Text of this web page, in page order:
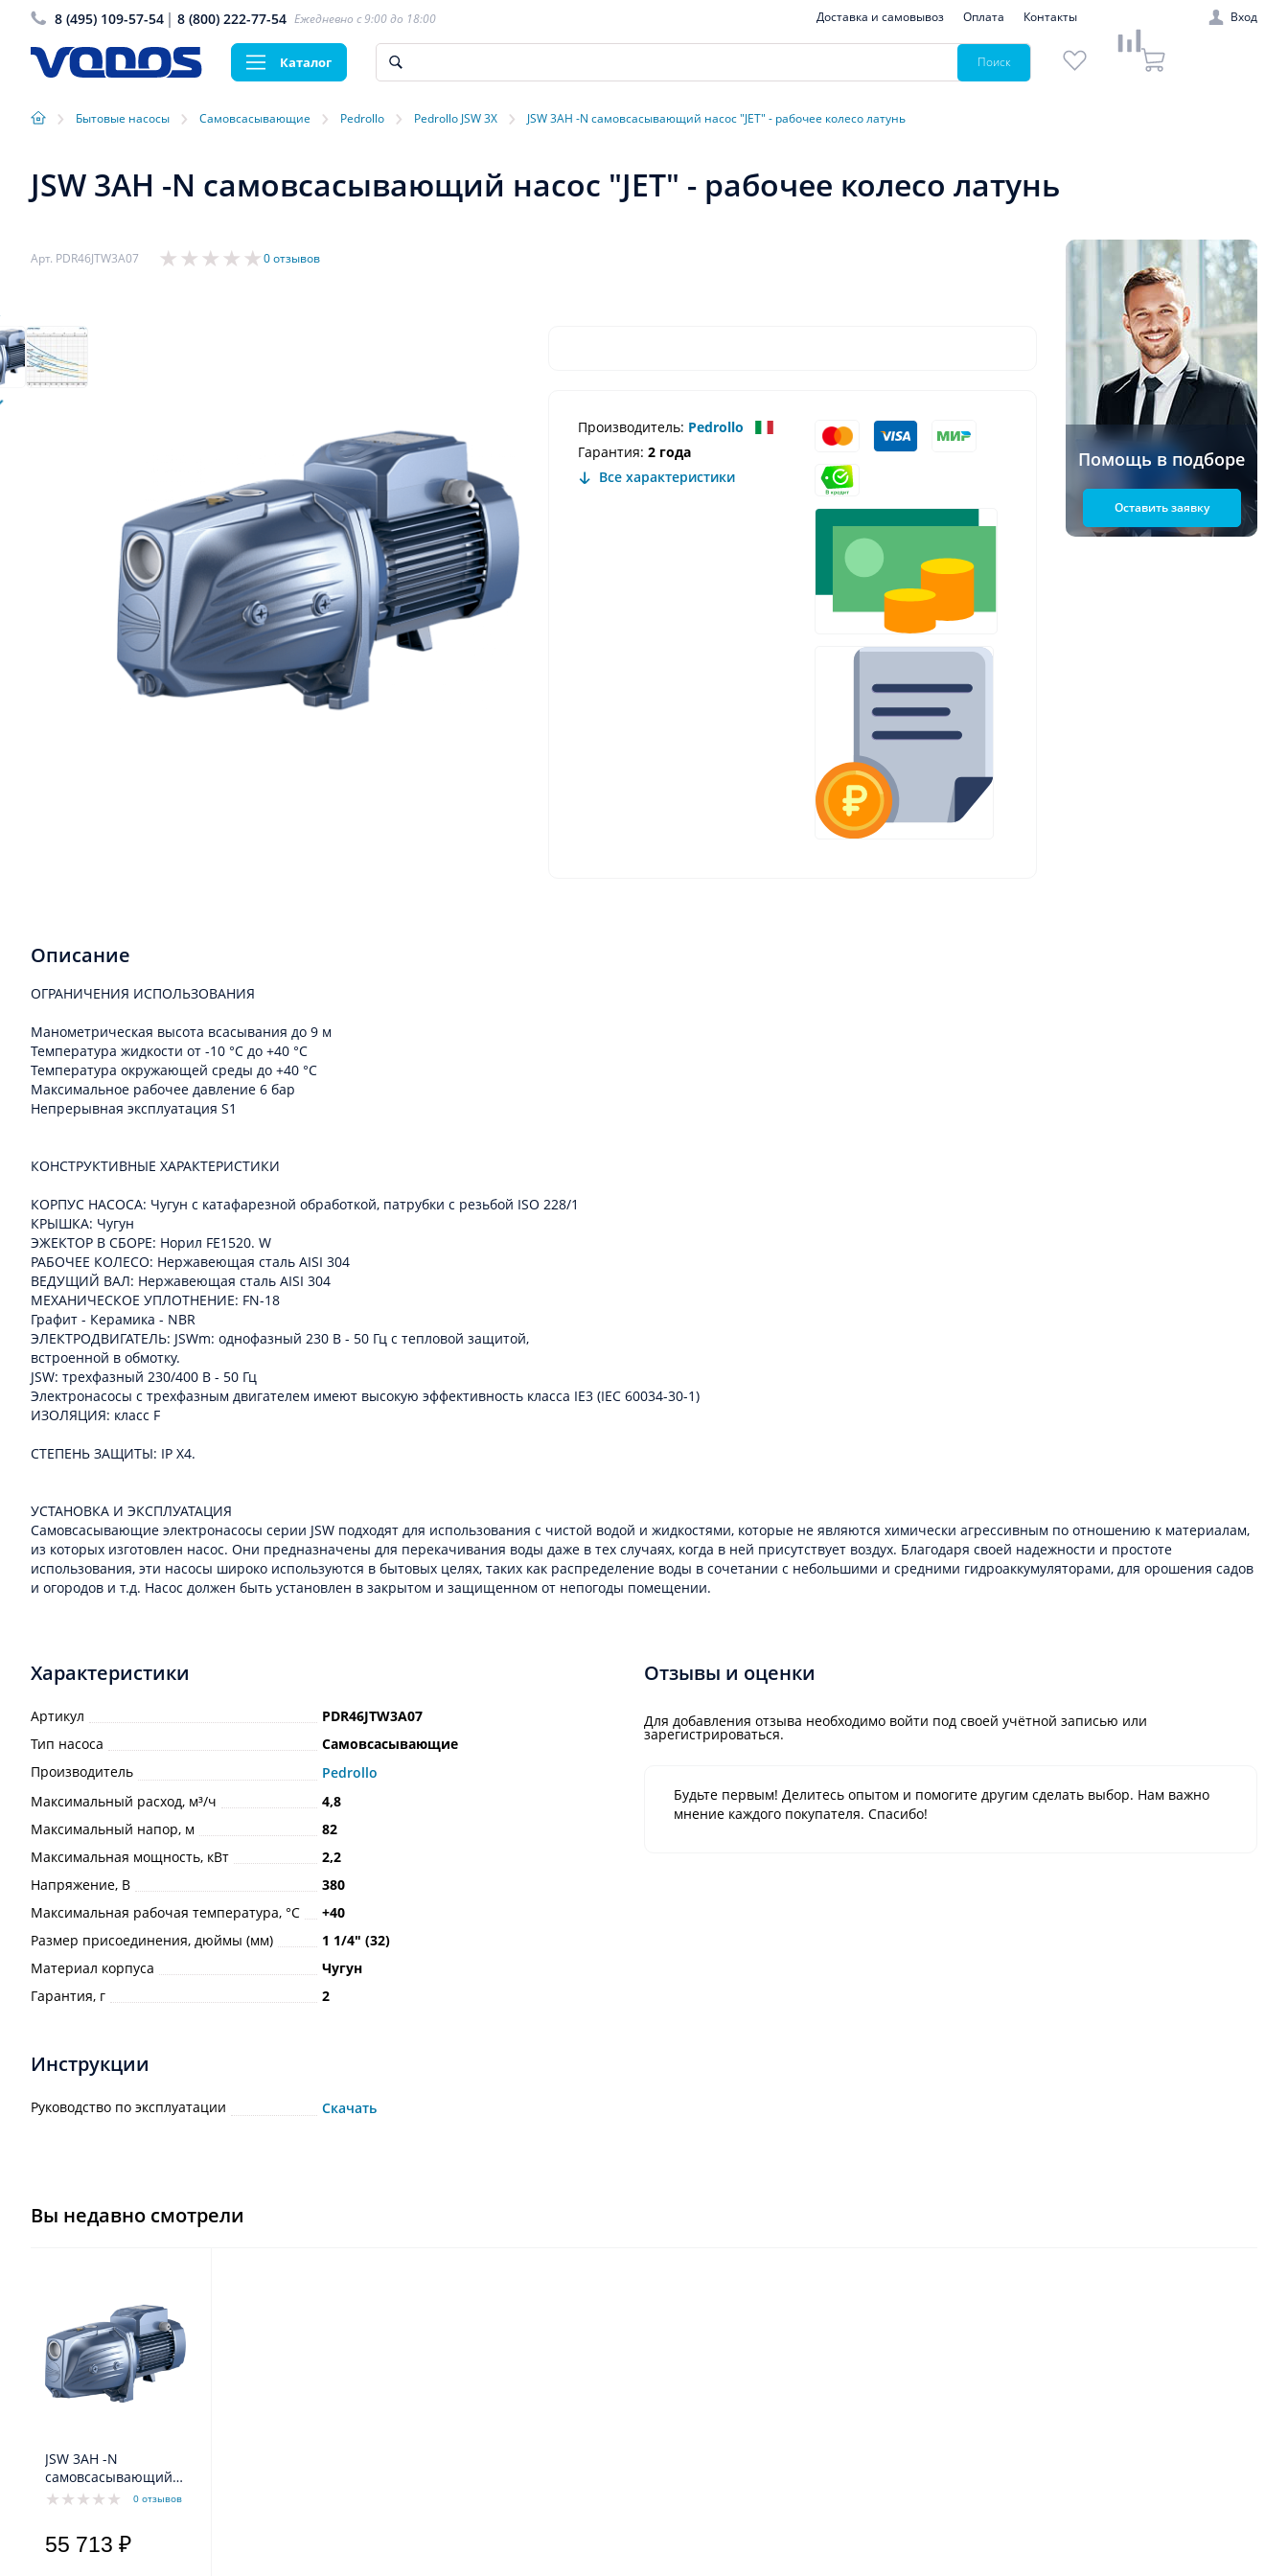
8 (495) 109-57-54 8 (800) 222-77-54 Ежедневно с 9:00 до 18:00 Доставка и самовывоз Оплата Контакты Вход
Каталог Поиск
› Бытовые насосы › Самовсасывающие › Pedrollo › Pedrollo JSW 3X › JSW 3AH -N самовсасывающий насос "JET" - рабочее колесо латунь
JSW 3AH -N самовсасывающий насос "JET" - рабочее колесо латунь
Арт. PDR46JTW3A07 0 отзывов
Производитель: Pedrollo
Гарантия: 2 года
Все характеристики
Помощь в подборе
Оставить заявку
Описание
ОГРАНИЧЕНИЯ ИСПОЛЬЗОВАНИЯ
Манометрическая высота всасывания до 9 м
Температура жидкости от -10 °C до +40 °C
Температура окружающей среды до +40 °C
Максимальное рабочее давление 6 бар
Непрерывная эксплуатация S1
КОНСТРУКТИВНЫЕ ХАРАКТЕРИСТИКИ
КОРПУС НАСОСА: Чугун с катафарезной обработкой, патрубки с резьбой ISO 228/1
КРЫШКА: Чугун
ЭЖЕКТОР В СБОРЕ: Норил FE1520. W
РАБОЧЕЕ КОЛЕСО: Нержавеющая сталь AISI 304
ВЕДУЩИЙ ВАЛ: Нержавеющая сталь AISI 304
МЕХАНИЧЕСКОЕ УПЛОТНЕНИЕ: FN-18
Графит - Керамика - NBR
ЭЛЕКТРОДВИГАТЕЛЬ: JSWm: однофазный 230 В - 50 Гц с тепловой защитой,
встроенной в обмотку.
JSW: трехфазный 230/400 В - 50 Гц
Электронасосы с трехфазным двигателем имеют высокую эффективность класса IE3 (IEC 60034-30-1)
ИЗОЛЯЦИЯ: класс F
СТЕПЕНЬ ЗАЩИТЫ: IP X4.
УСТАНОВКА И ЭКСПЛУАТАЦИЯ
Самовсасывающие электронасосы серии JSW подходят для использования с чистой водой и жидкостями, которые не являются химически агрессивным по отношению к материалам,
из которых изготовлен насос. Они предназначены для перекачивания воды даже в тех случаях, когда в ней присутствует воздух. Благодаря своей надежности и простоте
использования, эти насосы широко используются в бытовых целях, таких как распределение воды в сочетании с небольшими и средними гидроаккумуляторами, для орошения садов
и огородов и т.д. Насос должен быть установлен в закрытом и защищенном от непогоды помещении.
Характеристики
Артикул
PDR46JTW3A07
Тип насоса
Самовсасывающие
Производитель
Pedrollo
Максимальный расход, м³/ч
4,8
Максимальный напор, м
82
Максимальная мощность, кВт
2,2
Напряжение, В
380
Максимальная рабочая температура, °С
+40
Размер присоединения, дюймы (мм)
1 1/4ʺ (32)
Материал корпуса
Чугун
Гарантия, г
2
Инструкции
Руководство по эксплуатации Скачать
Отзывы и оценки
Для добавления отзыва необходимо войти под своей учётной записью или
зарегистрироваться.
Будьте первым! Делитесь опытом и помогите другим сделать выбор. Нам важно
мнение каждого покупателя. Спасибо!
Вы недавно смотрели
JSW 3AH -N
самовсасывающий
насос "JET" - рабочее
0 отзывов
55 713 ₽